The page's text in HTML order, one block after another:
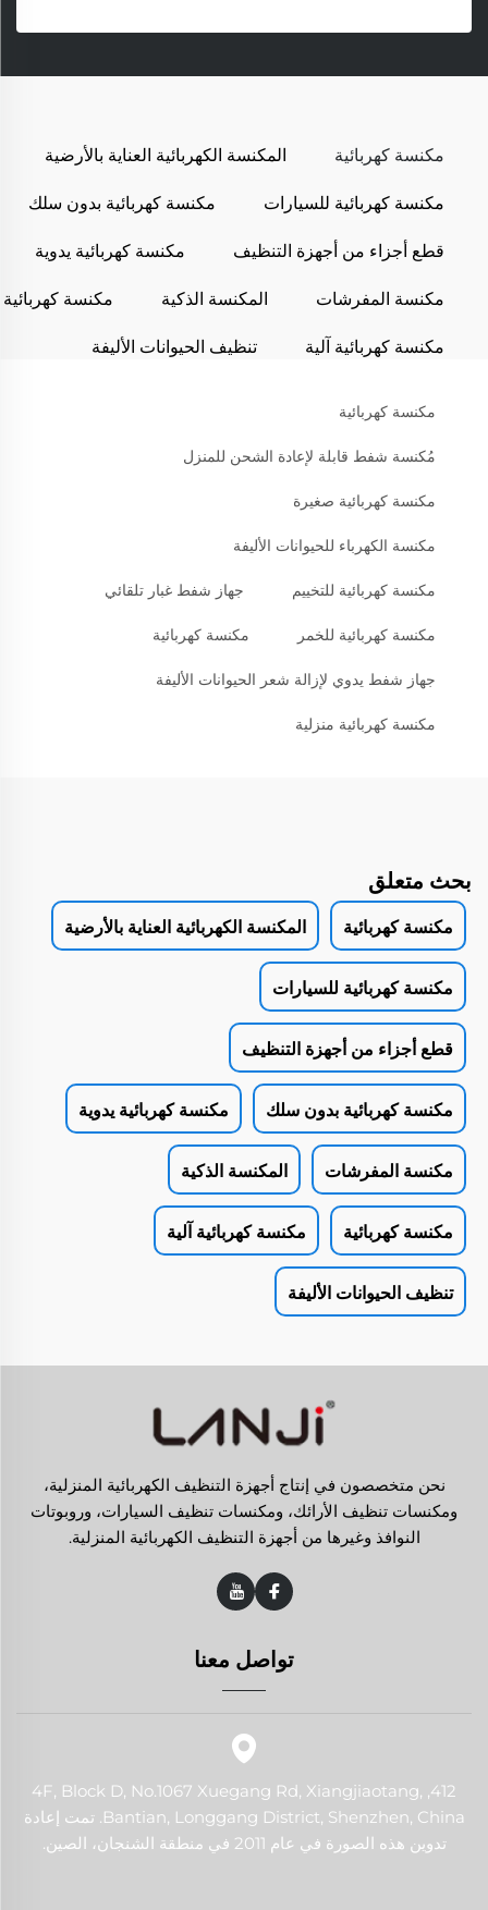
مكنسة كهربائية
المكنسة الكهربائية العناية بالأرضية
مكنسة كهربائية للسيارات
مكنسة كهربائية بدون سلك
قطع أجزاء من أجهزة التنظيف
مكنسة كهربائية يدوية
مكنسة المفرشات
المكنسة الذكية
مكنسة كهربائية
مكنسة كهربائية آلية
تنظيف الحيوانات الأليفة
مكنسة كهربائية
مُكنسة شفط قابلة لإعادة الشحن للمنزل
مكنسة كهربائية صغيرة
مكنسة الكهرباء للحيوانات الأليفة
مكنسة كهربائية للتخييم جهاز شفط غبار تلقائي
مكنسة كهربائية للخمر مكنسة كهربائية
جهاز شفط يدوي لإزالة شعر الحيوانات الأليفة
مكنسة كهربائية منزلية
بحث متعلق
مكنسة كهربائية المكنسة الكهربائية العناية بالأرضية
مكنسة كهربائية للسيارات
قطع أجزاء من أجهزة التنظيف
مكنسة كهربائية بدون سلك مكنسة كهربائية يدوية
مكنسة المفرشات المكنسة الذكية
مكنسة كهربائية مكنسة كهربائية آلية
تنظيف الحيوانات الأليفة
نحن متخصصون في إنتاج أجهزة التنظيف الكهربائية المنزلية،
ومكنسات تنظيف الأرائك، ومكنسات تنظيف السيارات، وروبوتات
النوافذ وغيرها من أجهزة التنظيف الكهربائية المنزلية.
تواصل معنا
412, 4F, Block D, No.1067 Xuegang Rd, Xiangjiaotang,
Bantian, Longgang District, Shenzhen, China. تمت إعادة
تدوين هذه الصورة في عام 2011 في منطقة الشنجان، الصين.